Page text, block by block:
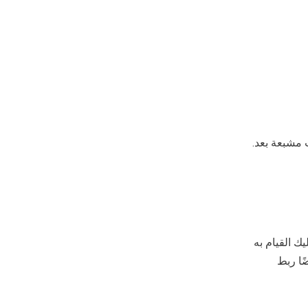
مشبعة بعد.
القيام به
ربط